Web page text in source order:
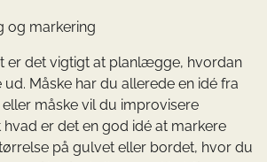
og markering
er det vigtigt at planlægge, hvordan
ud. Måske har du allerede en idé fra
måske vil du improvisere
hvad er det en god idé at markere
på gulvet eller bordet, hvor du